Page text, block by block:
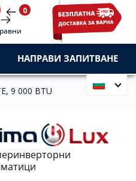
0
НАПРАВИ ЗАПИТВАНЕ
9 000 BTU